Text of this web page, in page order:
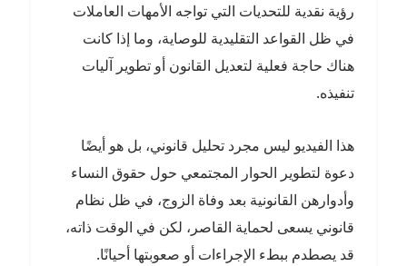
رؤية نقدية للتحديات التي تواجه الأمهات العاملات
في ظل القواعد التقليدية للوصاية، وما إذا كانت
هناك حاجة فعلية لتعديل القانون أو تطوير آليات
تنفيذه.
هذا الفيديو ليس مجرد تحليل قانوني، بل هو أيضًا
دعوة لتطوير الحوار المجتمعي حول حقوق النساء
وأدوارهن القانونية بعد وفاة الزوج، في ظل نظام
قانوني يسعى لحماية القاصر، لكن في الوقت ذاته،
قد يصطدم ببطء الإجراءات أو صعوبتها أحيانًا.